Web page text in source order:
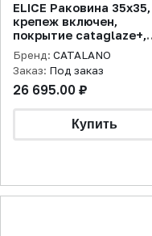
ELICE Раковина 35x35,
крепеж включен,
покрытие cataglaze+,
белая матовая
Бренд: CATALANO
Заказ: Под заказ
26 695.00 ₽